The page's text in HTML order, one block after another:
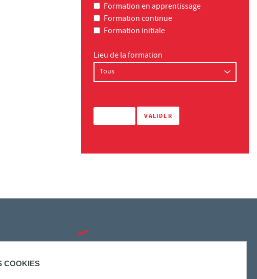
COOKIES
Formation en apprentissage
Formation continue
Formation initiale
Lieu de la formation